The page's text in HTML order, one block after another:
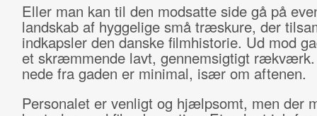
Eller man kan til den modsatte side gå på
landskab af hyggelige små træskure, der
indkapsler den danske filmhistorie. Ud mod
et skræmmende lavt, gennemsigtigt
nede fra gaden er minimal, især om aftenen.
Personalet er venligt og hjælpsomt, men der